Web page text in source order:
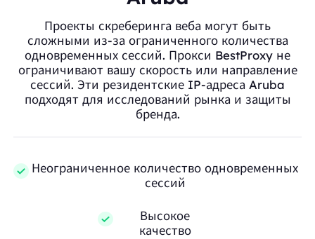
Проекты скреберинга веба могут быть
сложными из-за ограниченного количества
одновременных сессий. Прокси BestProxy не
ограничивают вашу скорость или направление
сессий. Эти резидентские IP-адреса Aruba
подходят для исследований рынка и защиты
бренда.
Неограниченное количество одновременных
сессий
Высокое
качество